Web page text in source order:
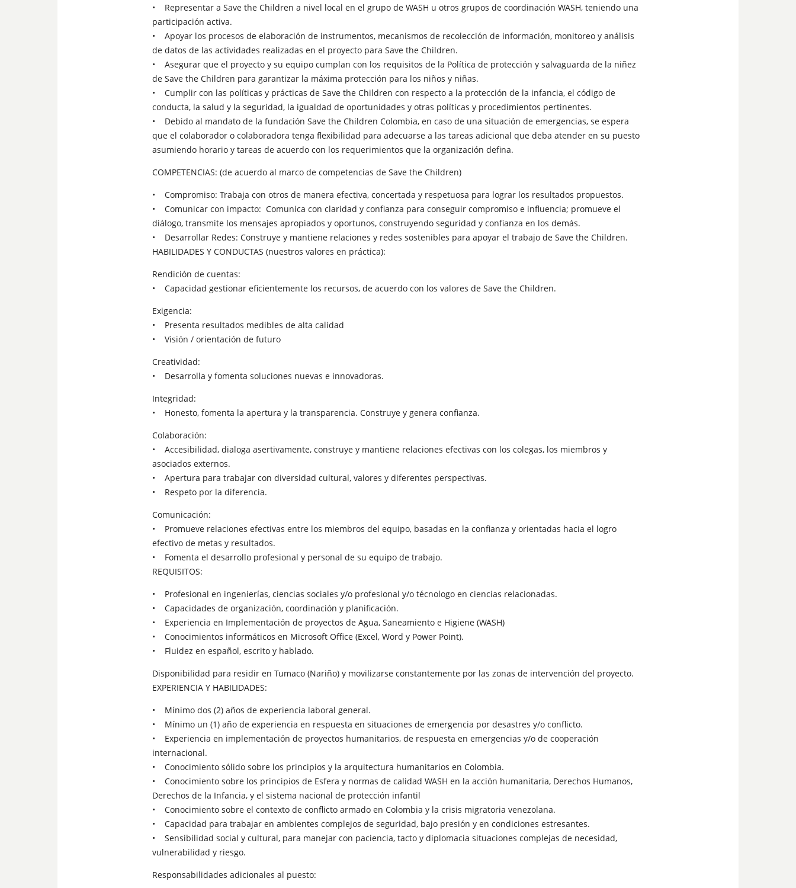
• Representar a Save the Children a nivel local en el grupo de WASH u otros grupos de coordinación WASH, teniendo una
participación activa.
• Apoyar los procesos de elaboración de instrumentos, mecanismos de recolección de información, monitoreo y análisis
de datos de las actividades realizadas en el proyecto para Save the Children.
• Asegurar que el proyecto y su equipo cumplan con los requisitos de la Política de protección y salvaguarda de la niñez
de Save the Children para garantizar la máxima protección para los niños y niñas.
• Cumplir con las políticas y prácticas de Save the Children con respecto a la protección de la infancia, el código de
conducta, la salud y la seguridad, la igualdad de oportunidades y otras políticas y procedimientos pertinentes.
• Debido al mandato de la fundación Save the Children Colombia, en caso de una situación de emergencias, se espera
que el colaborador o colaboradora tenga flexibilidad para adecuarse a las tareas adicional que deba atender en su puesto
asumiendo horario y tareas de acuerdo con los requerimientos que la organización defina.
COMPETENCIAS: (de acuerdo al marco de competencias de Save the Children)
• Compromiso: Trabaja con otros de manera efectiva, concertada y respetuosa para lograr los resultados propuestos.
• Comunicar con impacto: Comunica con claridad y confianza para conseguir compromiso e influencia; promueve el
diálogo, transmite los mensajes apropiados y oportunos, construyendo seguridad y confianza en los demás.
• Desarrollar Redes: Construye y mantiene relaciones y redes sostenibles para apoyar el trabajo de Save the Children.
HABILIDADES Y CONDUCTAS (nuestros valores en práctica):
Rendición de cuentas:
• Capacidad gestionar eficientemente los recursos, de acuerdo con los valores de Save the Children.
Exigencia:
• Presenta resultados medibles de alta calidad
• Visión / orientación de futuro
Creatividad:
• Desarrolla y fomenta soluciones nuevas e innovadoras.
Integridad:
• Honesto, fomenta la apertura y la transparencia. Construye y genera confianza.
Colaboración:
• Accesibilidad, dialoga asertivamente, construye y mantiene relaciones efectivas con los colegas, los miembros y
asociados externos.
• Apertura para trabajar con diversidad cultural, valores y diferentes perspectivas.
• Respeto por la diferencia.
Comunicación:
• Promueve relaciones efectivas entre los miembros del equipo, basadas en la confianza y orientadas hacia el logro
efectivo de metas y resultados.
• Fomenta el desarrollo profesional y personal de su equipo de trabajo.
REQUISITOS:
• Profesional en ingenierías, ciencias sociales y/o profesional y/o técnologo en ciencias relacionadas.
• Capacidades de organización, coordinación y planificación.
• Experiencia en Implementación de proyectos de Agua, Saneamiento e Higiene (WASH)
• Conocimientos informáticos en Microsoft Office (Excel, Word y Power Point).
• Fluidez en español, escrito y hablado.
Disponibilidad para residir en Tumaco (Nariño) y movilizarse constantemente por las zonas de intervención del proyecto.
EXPERIENCIA Y HABILIDADES:
• Mínimo dos (2) años de experiencia laboral general.
• Mínimo un (1) año de experiencia en respuesta en situaciones de emergencia por desastres y/o conflicto.
• Experiencia en implementación de proyectos humanitarios, de respuesta en emergencias y/o de cooperación
internacional.
• Conocimiento sólido sobre los principios y la arquitectura humanitarios en Colombia.
• Conocimiento sobre los principios de Esfera y normas de calidad WASH en la acción humanitaria, Derechos Humanos,
Derechos de la Infancia, y el sistema nacional de protección infantil
• Conocimiento sobre el contexto de conflicto armado en Colombia y la crisis migratoria venezolana.
• Capacidad para trabajar en ambientes complejos de seguridad, bajo presión y en condiciones estresantes.
• Sensibilidad social y cultural, para manejar con paciencia, tacto y diplomacia situaciones complejas de necesidad,
vulnerabilidad y riesgo.
Responsabilidades adicionales al puesto: